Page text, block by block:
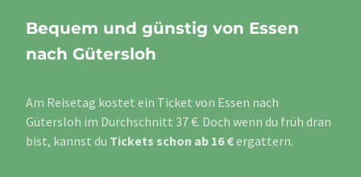
Bequem und günstig von Essen
nach Gütersloh
Am Reisetag kostet ein Ticket von Essen nach
Gütersloh im Durchschnitt 37 €. Doch wenn du früh dran
bist, kannst du Tickets schon ab 16 €ergattern.